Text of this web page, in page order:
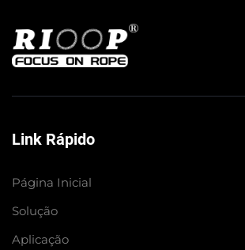
Link Rápido
Página Inicial
Solução
Aplicação